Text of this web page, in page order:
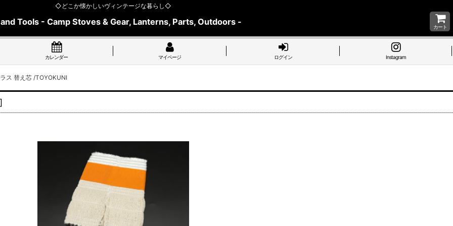
◇どこか懐かしいヴィンテージな暮らし◇
Tools - Camp Stoves & Gear, Lanterns, Parts, Outdoors -
カート
カレンダー マイページ ログイン Instagram
ス 替え芯 /TOYOKUNI
]